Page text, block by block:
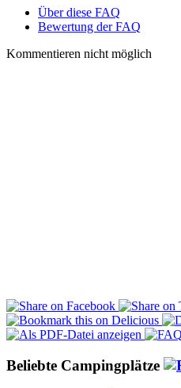
Über diese FAQ
Bewertung der FAQ
Kommentieren nicht möglich
Beliebte Campingplätze